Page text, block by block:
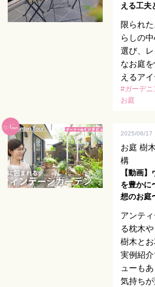
える工夫
限られ
らしの
選び、
なお庭
えるア
#ガーデニ
お庭
2025/06/17
お庭 樹
構
【動画
を豊かに
想のお庭
アンテ
る枕木
樹木と
実例紹
ューも
気持ち